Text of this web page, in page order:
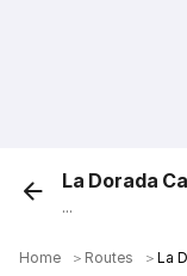
La Dorada
...
Home ＞ Routes ＞La